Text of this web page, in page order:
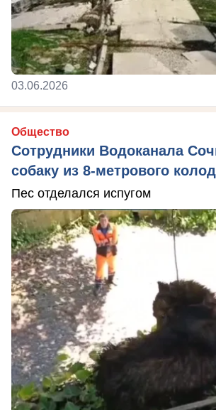
03.06.2026
Общество
Сотрудники Водоканала
собаку из 8-метрового
Пес отделался испугом